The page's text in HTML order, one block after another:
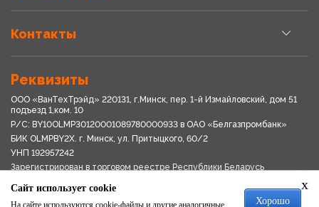
Контакты
Реквизиты
ООО «ВанТехТрэйд» 220131, г.Минск, пер. 1-й Измайловский, дом 51
подъезд 1,ком. 10
Р/С: BY10OLMP30120001089780000933 в OАО «Белгазпромбанк»
БИК OLMPBY2X. г. Минск, ул. Притыцкого, 60/2
УНП 192957242
Зарегистрирован в торговом реестре Республики Беларусь
Свидетельство о регистрации № 192957242выдано 18.08.2017
Мингориспоплком
x
Сайт использует cookie
На сайте используются cookie-файлы и другие аналогичные Хорошо